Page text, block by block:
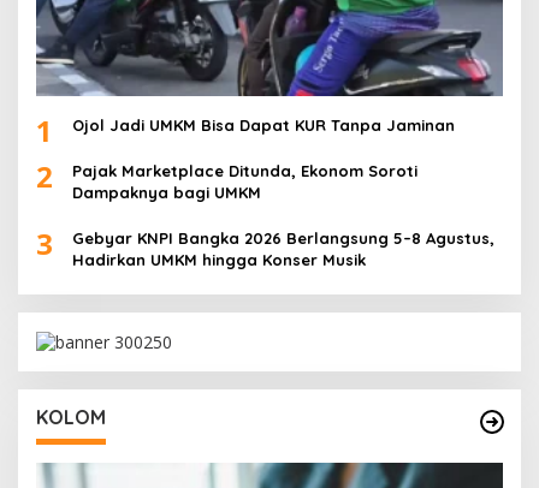
1 Ojol Jadi UMKM Bisa Dapat KUR Tanpa Jaminan
2
Pajak Marketplace Ditunda, Ekonom Soroti
Dampaknya bagi UMKM
3
Gebyar KNPI Bangka 2026 Berlangsung 5–8 Agustus,
Hadirkan UMKM hingga Konser Musik
KOLOM